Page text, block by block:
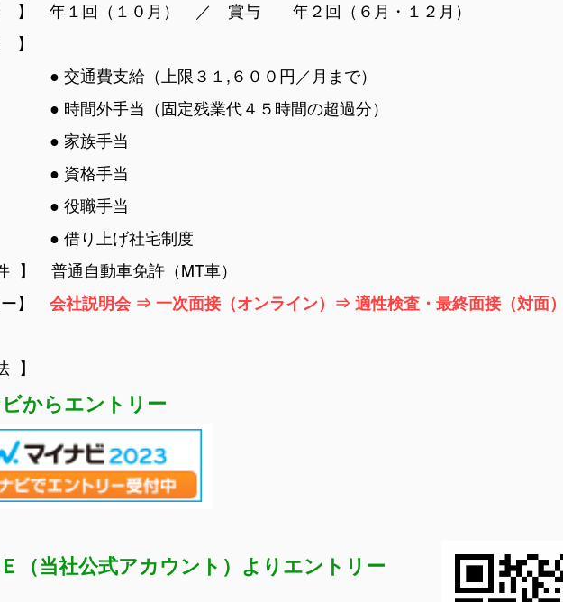
年１回（１０月） ／ 賞与 年２回（６月・１２月）
】
支給（上限３１,６００円／月まで）
手当（固定残業代４５時間の超過分）
手当
手当
手当
上げ社宅制度
】 普通自動車免許（MT車）
ー】 会社説明会 ⇒ 一次面接（オンライン）⇒ 適性検査・最終面接（対面
法 】
からエントリー
（当社公式アカウント）よりエントリー